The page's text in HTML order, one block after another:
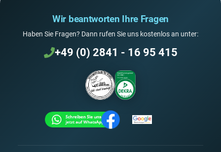
Wir beantworten Ihre Fragen
Haben Sie Fragen? Dann rufen Sie uns kostenlos an unter:
+49 (0) 2841 - 16 95 415